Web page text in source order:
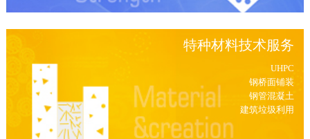
特种材料技术服务
UHPC
钢桥面铺装
钢管混凝土
建筑垃圾利用